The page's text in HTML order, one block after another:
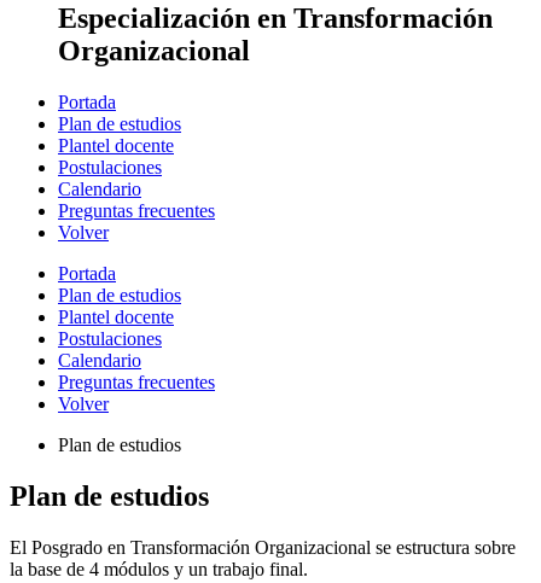
Especialización en Transformación
Organizacional
Portada
Plan de estudios
Plantel docente
Postulaciones
Calendario
Preguntas frecuentes
Volver
Portada
Plan de estudios
Plantel docente
Postulaciones
Calendario
Preguntas frecuentes
Volver
Plan de estudios
Plan de estudios
El Posgrado en Transformación Organizacional se estructura sobre
la base de 4 módulos y un trabajo final.